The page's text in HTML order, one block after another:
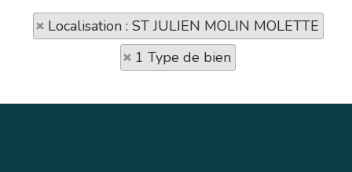
Localisation : ST JULIEN MOLIN MOLETTE
1 Type de bien